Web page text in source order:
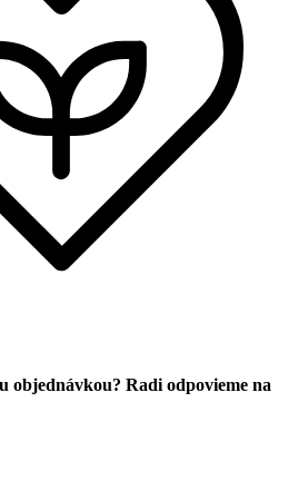
objednávkou? Radi odpovieme na